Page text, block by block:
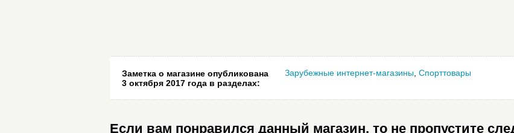
Заметка о магазине опубликована
3 октября 2017 года в разделах:
Зарубежные интернет-магазины Спорттовары
Если вам понравился данный магазин, то не пропустите